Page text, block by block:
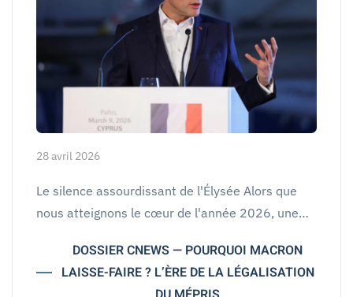
28 avril 2026
Le silence assourdissant de l'Élysée Alors que
nous atteignons le cœur de l'année 2026, une…
DOSSIER CNEWS — POURQUOI MACRON
LAISSE-FAIRE ? L’ÈRE DE LA LÉGALISATION